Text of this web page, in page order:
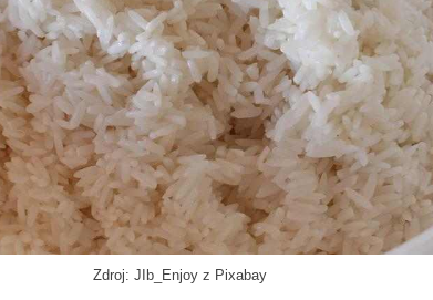
Zdroj: JIb_Enjoy z Pixabay